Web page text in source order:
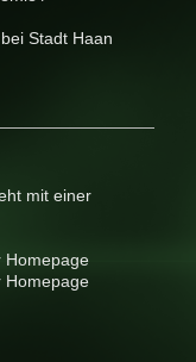
Haan
mit einer